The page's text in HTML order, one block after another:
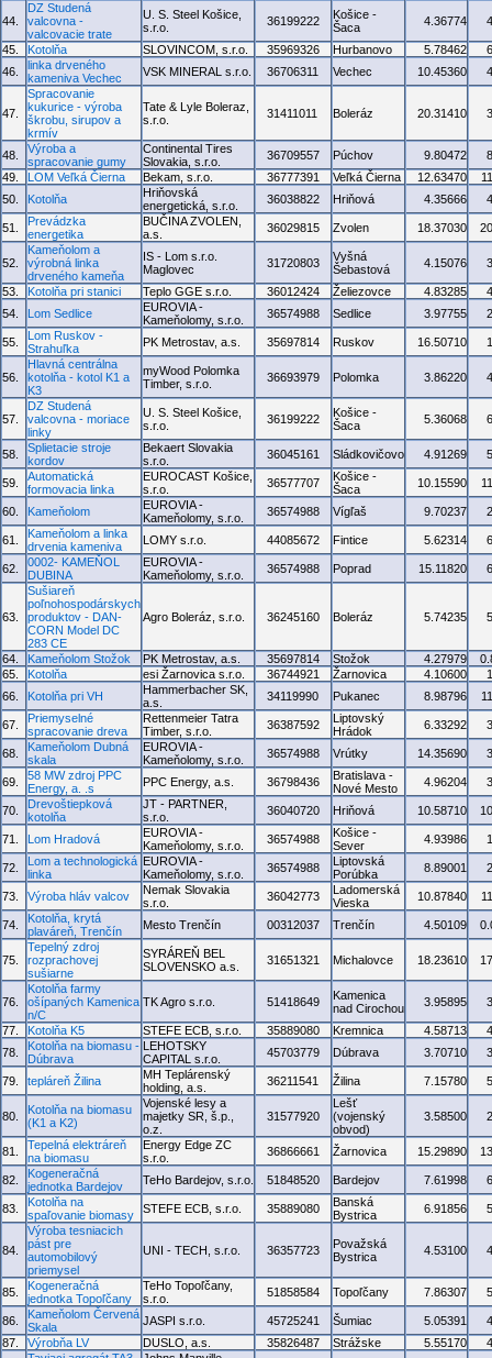
44.
DZ Studená
valcovna -
valcovacie trate
U. S. Steel Košice,
s.r.o.
36199222
Košice -
Šaca
4.36774
45. Kotolňa SLOVINCOM, s.r.o. 35969326 Hurbanovo 5.78462
46.
linka drveného
kameniva Vechec
VSK MINERAL s.r.o. 36706311 Vechec 10.45360
47.
Spracovanie
kukurice - výroba
škrobu, sirupov a
krmív
Tate & Lyle Boleraz,
s.r.o.
31411011 Boleráz 20.31410
48.
Výroba a
spracovanie gumy
Continental Tires
Slovakia, s.r.o.
36709557 Púchov 9.80472
49.
LOM Veľká Čierna Bekam, s.r.o. 36777391 Veľká Čierna 12.63470
50.
Kotolňa
Hriňovská
energetická, s.r.o.
36038822 Hriňová 4.35666
51.
Prevádzka
energetika
BUČINA ZVOLEN,
a.s.
36029815 Zvolen 18.37030
52.
Kameňolom a
výrobná linka
drveného kameňa
IS - Lom s.r.o.
Maglovec
31720803
Vyšná
Šebastová
4.15076
53. Kotolňa pri stanici Teplo GGE s.r.o. 36012424 Želiezovce 4.83285
54.
Lom Sedlice
EUROVIA -
Kameňolomy, s.r.o.
36574988 Sedlice 3.97755
55.
Lom Ruskov -
Strahuľka
PK Metrostav, a.s. 35697814 Ruskov 16.50710
56.
Hlavná centrálna
kotolňa - kotol K1 a
K3
myWood Polomka
Timber, s.r.o.
36693979 Polomka 3.86220
57.
DZ Studená
valcovna - moriace
linky
U. S. Steel Košice,
s.r.o.
36199222
Košice -
Šaca
5.36068
58.
Splietacie stroje
kordov
Bekaert Slovakia
s.r.o.
36045161 Sládkovičovo 4.91269
59.
Automatická
formovacia linka
EUROCAST Košice,
s.r.o.
36577707
Košice -
Šaca
10.15590
60. Kameňolom
EUROVIA -
Kameňolomy, s.r.o.
36574988 Vígľaš 9.70237
61.
Kameňolom a linka
drvenia kameniva
LOMY s.r.o. 44085672 Fintice 5.62314
62.
0002- KAMEŇOL
DUBINA
EUROVIA -
Kameňolomy, s.r.o.
36574988 Poprad 15.11820
63.
Sušiareň
poľnohospodárskych
produktov - DAN-
CORN Model DC
283 CE
Agro Boleráz, s.r.o. 36245160 Boleráz 5.74235
64. Kameňolom Stožok PK Metrostav, a.s. 35697814 Stožok 4.27979
65.
Kotolňa esi Žarnovica s.r.o. 36744921 Žarnovica 4.10600
66.
Kotolňa pri VH
Hammerbacher SK,
a.s.
34119990 Pukanec 8.98796
67.
Priemyselné
spracovanie dreva
Rettenmeier Tatra
Timber, s.r.o.
36387592
Liptovský
Hrádok
6.33292
68.
Kameňolom Dubná
skala
EUROVIA -
Kameňolomy, s.r.o.
36574988 Vrútky 14.35690
69.
58 MW zdroj PPC
Energy, a. .s
PPC Energy, a.s. 36798436
Bratislava -
Nové Mesto
4.96204
70.
Drevoštiepková
kotolňa
JT - PARTNER,
s.r.o.
36040720 Hriňová 10.58710
71. Lom Hradová
EUROVIA -
Kameňolomy, s.r.o.
36574988
Košice -
Sever
4.93986
72.
Lom a technologická
linka
EUROVIA -
Kameňolomy, s.r.o.
36574988
Liptovská
Porúbka
8.89001
73. Výroba hláv valcov
Nemak Slovakia
s.r.o.
36042773
Ladomerská
Vieska
10.87840
74.
Kotolňa, krytá
plaváreň, Trenčín
Mesto Trenčín 00312037 Trenčín 4.50109
75.
Tepelný zdroj
rozprachovej
sušiarne
SYRÁREŇ BEL
SLOVENSKO a.s.
31651321 Michalovce 18.23610
76.
Kotolňa farmy
ošípaných Kamenica
n/C
TK Agro s.r.o. 51418649
Kamenica
nad Cirochou
3.95895
77. Kotolňa K5 STEFE ECB, s.r.o. 35889080 Kremnica 4.58713
78.
Kotolňa na biomasu -
Dúbrava
LEHOTSKY
CAPITAL s.r.o.
45703779 Dúbrava 3.70710
79. tepláreň Žilina
MH Teplárenský
holding, a.s.
36211541 Žilina 7.15780
80.
Kotolňa na biomasu
(K1 a K2)
Vojenské lesy a
majetky SR, š.p.,
o.z.
31577920
Lešť
(vojenský
obvod)
3.58500
81.
Tepelná elektráreň
na biomasu
Energy Edge ZC
s.r.o.
36866661 Žarnovica 15.29890
82.
Kogeneračná
jednotka Bardejov
TeHo Bardejov, s.r.o. 51848520 Bardejov 7.61998
83.
Kotolňa na
spaľovanie biomasy
STEFE ECB, s.r.o. 35889080
Banská
Bystrica
6.91856
84.
Výroba tesniacich
pást pre
automobilový
priemysel
UNI - TECH, s.r.o. 36357723
Považská
Bystrica
4.53100
85.
Kogeneračná
jednotka Topoľčany
TeHo Topoľčany,
s.r.o.
51858584 Topoľčany 7.86307
86.
Kameňolom Červená
Skala
JASPI s.r.o. 45725241 Šumiac 5.05391
87.
Výrobňa LV DUSLO, a.s. 35826487 Strážske 5.55170